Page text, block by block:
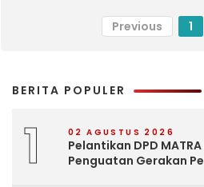
Previous 1
BERITA POPULER
1 02 AGUSTUS 2026
Pelantikan DPD
Penguatan Gerakan